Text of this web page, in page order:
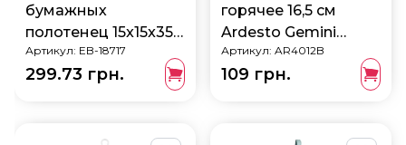
бумажных
полотенец 15x15x35
см EB-18717
Артикул: EB-18717
299.73 грн.
горячее 16,5 см
Ardesto Gemini
AR4012B
Артикул: AR4012B
109 грн.